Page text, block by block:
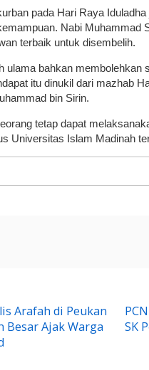
pada Hari Raya
Nabi Muhammad
terbaik untuk disembelih.
ulama bahkan membolehkan
itu dinukil dari mazhab
bin Sirin.
tetap dapat
Universitas Islam Madinah
Arafah di Peukan
Besar Ajak Warga
SK